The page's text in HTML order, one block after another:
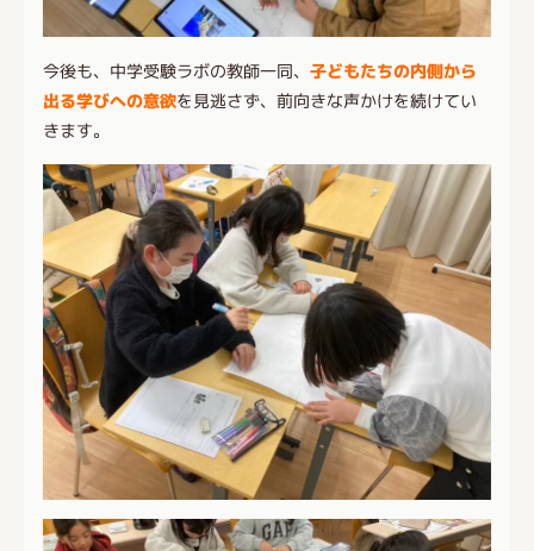
今後も、中学受験ラボの教師一同、子どもたちの内側から
出る学びへの意欲を見逃さず、前向きな声かけを続けてい
きます。